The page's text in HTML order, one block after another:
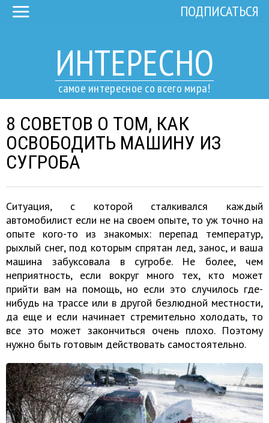
ИНТЕРЕСНО
самое интересное со всего мира!
ПОДПИСАТЬСЯ
8 СОВЕТОВ О ТОМ, КАК
ОСВОБОДИТЬ МАШИНУ ИЗ
СУГРОБА
Ситуация, с которой сталкивался каждый
автомобилист если не на своем опыте, то уж точно на
опыте кого-то из знакомых: перепад температур,
рыхлый снег, под которым спрятан лед, занос, и ваша
машина забуксовала в сугробе. Не более, чем
неприятность, если вокруг много тех, кто может
прийти вам на помощь, но если это случилось где-
нибудь на трассе или в другой безлюдной местности,
да еще и если начинает стремительно холодать, то
все это может закончиться очень плохо. Поэтому
нужно быть готовым действовать самостоятельно.